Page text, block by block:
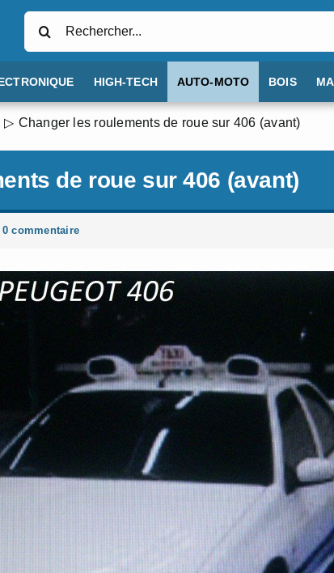
HIGH-TECH AUTO-MOTO BOIS
Changer les roulements de roue sur 406 (avant)
de roue sur 406 (avant)
0 commentaire